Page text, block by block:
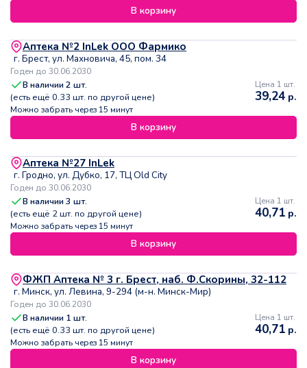
В корзину
Аптека №2 InLek ООО Фармико
г. Брест, ул. Махновича, 45, пом. 34
Годен до 30.06.2030
В наличии2 шт.
(есть ещё 0.33 шт. по другой цене)
Можно забрать через 15 минут
Цена 1 шт.
39,24 р.
В корзину
Аптека №27 InLek
г. Гродно, ул. Дубко, 17, ТЦ Old City
Годен до 30.06.2030
В наличии3 шт.
(есть ещё 2шт. по другой цене)
Можно забрать через 15 минут
Цена 1 шт.
40,71 р.
В корзину
ФЖП Аптека № 3 г. Брест, наб. Ф.Скорины, 32-112
г. Минск, ул. Левина, 9-294 (м-н. Минск-Мир)
Годен до 30.06.2030
В наличии 1 шт.
(есть ещё 0.33 шт. по другой цене)
Можно забрать через 15 минут
Цена 1 шт.
40,71 р.
В корзину